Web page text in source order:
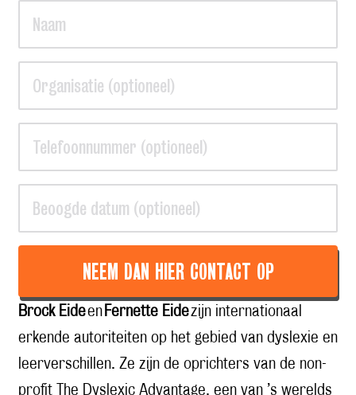
NEEM DAN HIER CONTACT OP
Brock Eideen Fernette Eidezijn internationaal
erkende autoriteiten op het gebied van dyslexie en
leerverschillen. Ze zijn de oprichters van de non-
profit The Dyslexic Advantage, een van ’s werelds